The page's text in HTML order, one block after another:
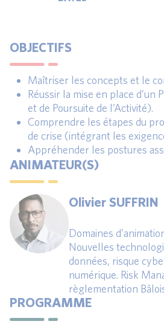
OBJECTIFS
Maîtriser les concepts et le
Réussir la mise en place d’un
et de Poursuite de l’Activité).
Comprendre les étapes du
de crise (intégrant les
Appréhender les postures
ANIMATEUR(S)
Olivier SUFFRIN
Domaines
Nouvelles
données, risque
numérique. Risk
règlementation
PROGRAMME